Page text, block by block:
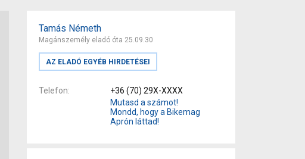
Tamás Németh
Magánszemély eladó óta 25.09.30
AZ ELADÓ EGYÉB HIRDETÉSEI
Telefon
+36 (70) 29X-XXXX
Mutasd a számot!
Mondd, hogy a Bikemag
Aprón láttad!